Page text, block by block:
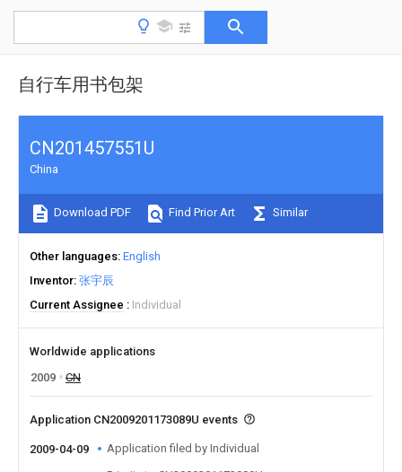
自行车用书包架
CN201457551U
China
Download PDF Find Prior Art Similar
Other languages English
Inventor 张宇辰
Current Assignee
Individual
Worldwide applications
2009
CN
Application CN2009201173089U events
2009-04-09 Application filed by Individual